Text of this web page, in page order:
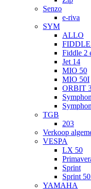
Senzo
e-riva
SYM
ALLO
FIDDLE
Fiddle 2
Jet 14
MIO 50
MIO 50I
ORBIT
TGB
203
Verkoop
VESPA
LX 50
Sprint
Sprint
YAMAHA